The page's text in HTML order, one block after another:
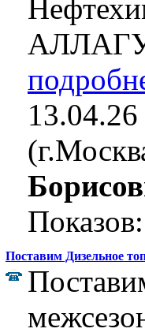
Поставим Дизельное